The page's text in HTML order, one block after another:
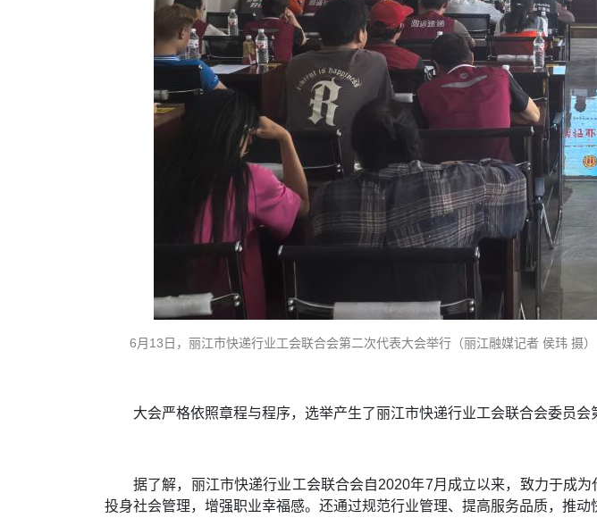
6月13日，丽江市快递行业工会联合会第二次代表大会举行（丽江融媒记者 侯玮 摄）
大会严格依照章程与程序，选举产生了丽江市快递行业工会联合会委员会
据了解，丽江市快递行业工会联合会自2020年7月成立以来，致力于成
投身社会管理，增强职业幸福感。还通过规范行业管理、提高服务品质，推动